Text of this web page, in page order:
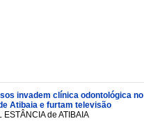
invadem clínica odontológica no
Atibaia e furtam televisão
ESTÂNCIA de ATIBAIA